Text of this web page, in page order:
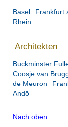
Basel Frankfurt
Rhein
Architekten
Buckminster
Coosje van
de Meuron
Andō
Nach oben